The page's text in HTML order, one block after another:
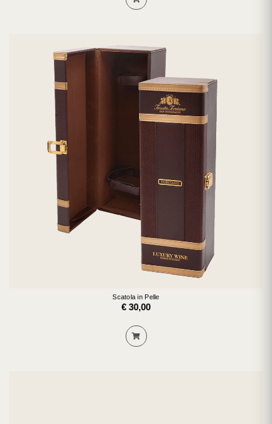
Scatola in Pelle
€ 30,00